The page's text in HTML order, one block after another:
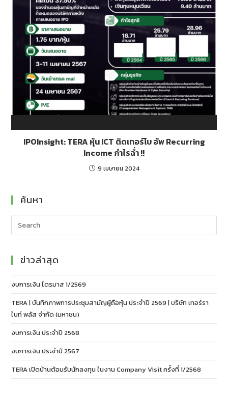
IPOInsight: TERA หุ้น ICT ติดเทอร์โบ อัพ Recurring
Income กำไรฉ่ำ !!
9 เมษายน 2024
ค้นหา
ข่าวล่าสุด
งบการเงิน ไตรมาส 1/2569
TERA | บันทึกภาพการประชุมสามัญผู้ถือหุ้น ประจำปี 2569 | บริษัท เทอร์รา
ไบท์ พลัส จำกัด (มหาชน)
งบการเงิน ประจำปี 2568
งบการเงิน ประจำปี 2567
TERA เปิดบ้านต้อนรับนักลงทุน ในงาน Company Visit ครั้งที่ 1/2568